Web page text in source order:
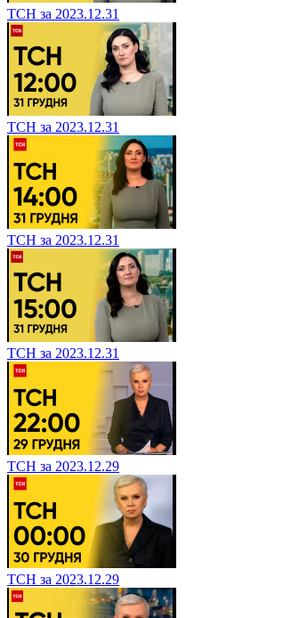
ТСН за 2023.12.31
ТСН за 2023.12.31
ТСН за 2023.12.31
ТСН за 2023.12.31
ТСН за 2023.12.29
ТСН за 2023.12.29